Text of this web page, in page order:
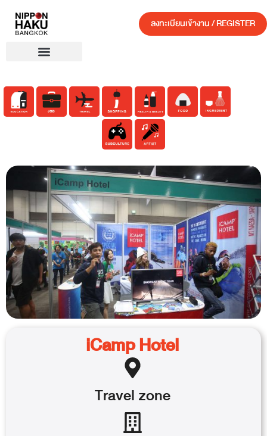
ลงทะเบียนเข้างาน / REGISTER
iCamp Hotel
Travelzone